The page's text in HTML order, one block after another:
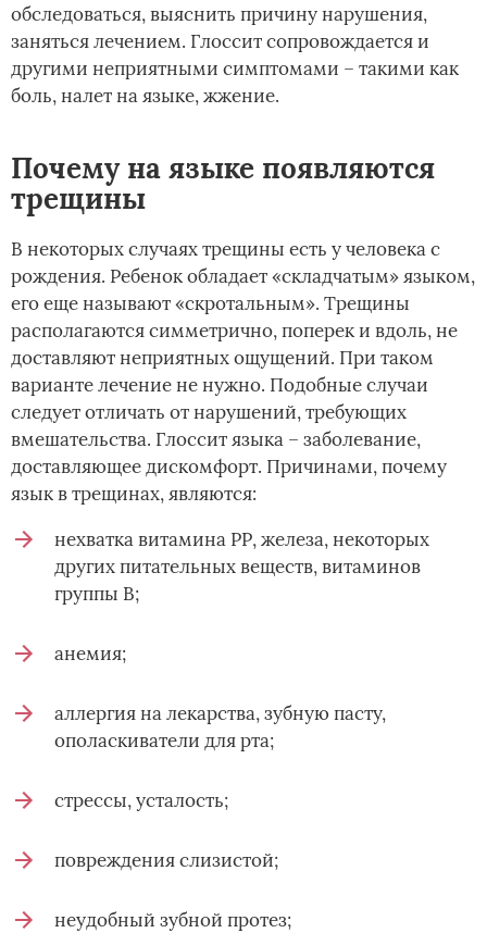
обследоваться, выяснить причину нарушения,
заняться лечением. Глоссит сопровождается и
другими неприятными симптомами – такими как
боль, налет на языке, жжение.
Почему на языке появляются
трещины
В некоторых случаях трещины есть у человека с
рождения. Ребенок обладает «складчатым» языком,
его еще называют «скротальным». Трещины
располагаются симметрично, поперек и вдоль, не
доставляют неприятных ощущений. При таком
варианте лечение не нужно. Подобные случаи
следует отличать от нарушений, требующих
вмешательства. Глоссит языка – заболевание,
доставляющее дискомфорт. Причинами, почему
язык в трещинах, являются:
нехватка витамина РР, железа, некоторых
других питательных веществ, витаминов
группы B;
анемия;
аллергия на лекарства, зубную пасту,
ополаскиватели для рта;
стрессы, усталость;
повреждения слизистой;
неудобный зубной протез;